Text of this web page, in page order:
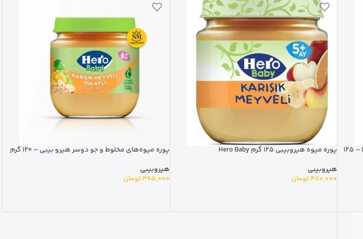
پوره میوه مخلوط هیرو بیبی مناسب 5 ماه به بالا – 125
پوره میوه هیروبیبی 125 گرم Hero Baby
هیروبیبی
480,000 تومان
پوره میوه‌های مخلوط و جو دوسر هیرو بیبی – 120 گرم
هیروبیبی
365,000تومان